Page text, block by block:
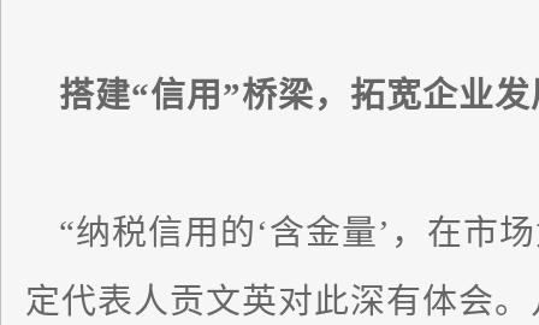
搭建“信用”桥梁，拓宽企业
“纳税信用的‘含金量’，在市
定代表人贡文英对此深有体会